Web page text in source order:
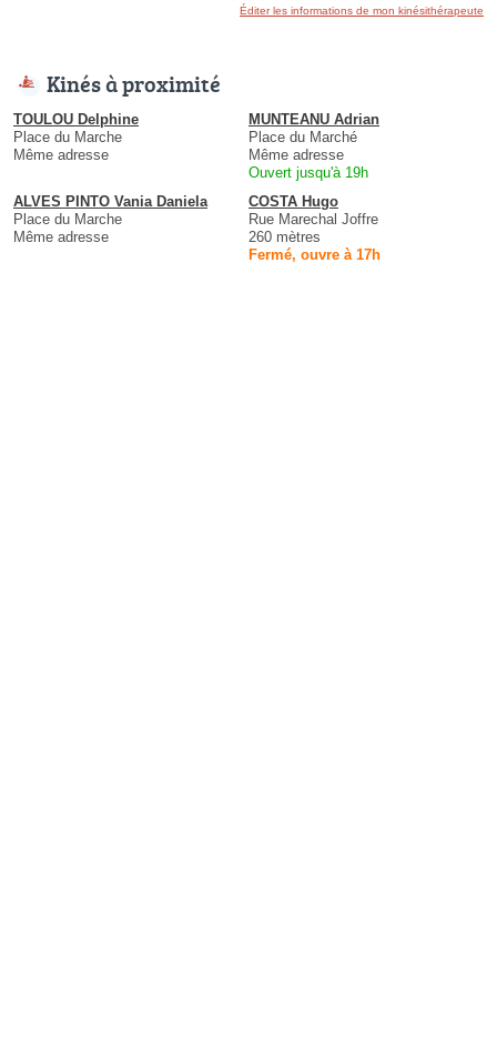
Éditer les informations de mon kinésithérapeute
Kinés à proximité
TOULOU Delphine
Place du Marche
Même adresse
MUNTEANU Adrian
Place du Marché
Même adresse
Ouvert jusqu'à 19h
ALVES PINTO Vania Daniela
Place du Marche
Même adresse
COSTA Hugo
Rue Marechal Joffre
260 mètres
Fermé, ouvre à 17h